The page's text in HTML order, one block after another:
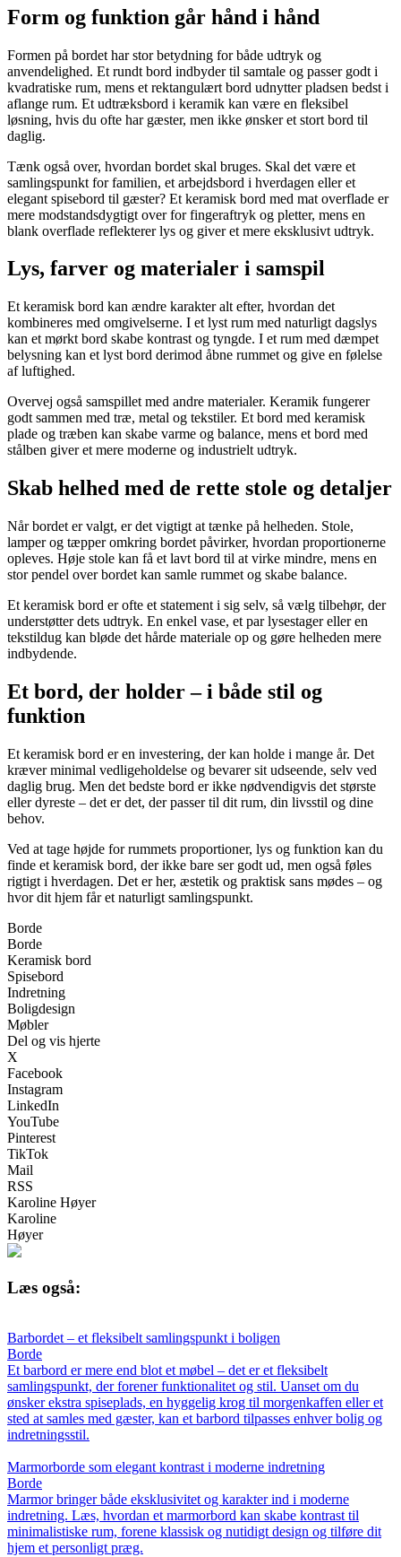
Form og funktion går hånd i hånd
Formen på bordet har stor betydning for både udtryk og
anvendelighed. Et rundt bord indbyder til samtale og passer godt i
kvadratiske rum, mens et rektangulært bord udnytter pladsen bedst i
aflange rum. Et udtræksbord i keramik kan være en fleksibel
løsning, hvis du ofte har gæster, men ikke ønsker et stort bord til
daglig.
Tænk også over, hvordan bordet skal bruges. Skal det være et
samlingspunkt for familien, et arbejdsbord i hverdagen eller et
elegant spisebord til gæster? Et keramisk bord med mat overflade er
mere modstandsdygtigt over for fingeraftryk og pletter, mens en
blank overflade reflekterer lys og giver et mere eksklusivt udtryk.
Lys, farver og materialer i samspil
Et keramisk bord kan ændre karakter alt efter, hvordan det
kombineres med omgivelserne. I et lyst rum med naturligt dagslys
kan et mørkt bord skabe kontrast og tyngde. I et rum med dæmpet
belysning kan et lyst bord derimod åbne rummet og give en følelse
af luftighed.
Overvej også samspillet med andre materialer. Keramik fungerer
godt sammen med træ, metal og tekstiler. Et bord med keramisk
plade og træben kan skabe varme og balance, mens et bord med
stålben giver et mere moderne og industrielt udtryk.
Skab helhed med de rette stole og detaljer
Når bordet er valgt, er det vigtigt at tænke på helheden. Stole,
lamper og tæpper omkring bordet påvirker, hvordan proportionerne
opleves. Høje stole kan få et lavt bord til at virke mindre, mens en
stor pendel over bordet kan samle rummet og skabe balance.
Et keramisk bord er ofte et statement i sig selv, så vælg tilbehør, der
understøtter dets udtryk. En enkel vase, et par lysestager eller en
tekstildug kan bløde det hårde materiale op og gøre helheden mere
indbydende.
Et bord, der holder – i både stil og
funktion
Et keramisk bord er en investering, der kan holde i mange år. Det
kræver minimal vedligeholdelse og bevarer sit udseende, selv ved
daglig brug. Men det bedste bord er ikke nødvendigvis det største
eller dyreste – det er det, der passer til dit rum, din livsstil og dine
behov.
Ved at tage højde for rummets proportioner, lys og funktion kan du
finde et keramisk bord, der ikke bare ser godt ud, men også føles
rigtigt i hverdagen. Det er her, æstetik og praktisk sans mødes – og
hvor dit hjem får et naturligt samlingspunkt.
Borde
Borde
Keramisk bord
Spisebord
Indretning
Boligdesign
Møbler
Del og vis hjerte
X
Facebook
Instagram
LinkedIn
YouTube
Pinterest
TikTok
Mail
RSS
Karoline Høyer
Karoline
Høyer
Læs også:
Barbordet – et fleksibelt samlingspunkt i boligen
Borde
Et barbord er mere end blot et møbel – det er et fleksibelt
samlingspunkt, der forener funktionalitet og stil. Uanset om du
ønsker ekstra spiseplads, en hyggelig krog til morgenkaffen eller et
sted at samles med gæster, kan et barbord tilpasses enhver bolig og
indretningsstil.
Marmorborde som elegant kontrast i moderne indretning
Borde
Marmor bringer både eksklusivitet og karakter ind i moderne
indretning. Læs, hvordan et marmorbord kan skabe kontrast til
minimalistiske rum, forene klassisk og nutidigt design og tilføre dit
hjem et personligt præg.